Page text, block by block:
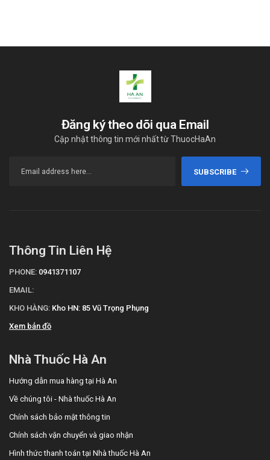
Đăng ký theo dõi qua Email
Cập nhật thông tin mới nhất từ ThuocHaAn
SUBSCRIBE
Thông Tin Liên Hệ
PHONE: 0941371107
EMAIL:
KHO HÀNG: Kho HN: 85 Vũ Trọng Phụng
Xem bản đồ
Nhà Thuốc Hà An
Hướng dẫn mua hàng tại Hà An
Về chúng tôi - Nhà thuốc Hà An
Chính sách bảo mật thông tin
Chính sách vận chuyển và giao nhận
Hình thức thanh toán tại Nhà thuốc Hà An